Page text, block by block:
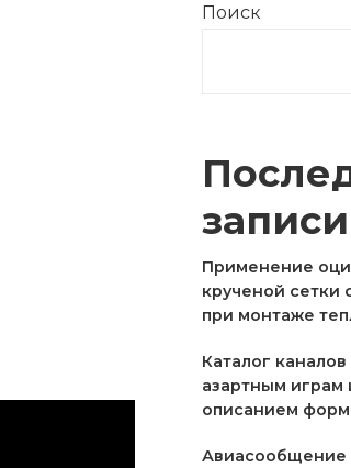
Поиск
записи
Применение
крученой сетки
при монтаже
Каталог
азартным играм
описанием
Авиасообщение